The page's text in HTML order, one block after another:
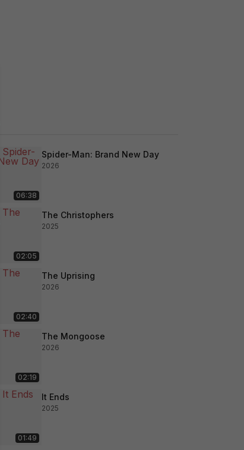
06:38
Spider-Man: Brand New Day
2026
02:05
The Christophers
2025
02:40
The Uprising
2026
02:19
The Mongoose
2026
01:49
It Ends
2025